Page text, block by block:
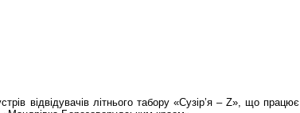
відвідувачів літнього табору «Сузір’я – Z», що працює